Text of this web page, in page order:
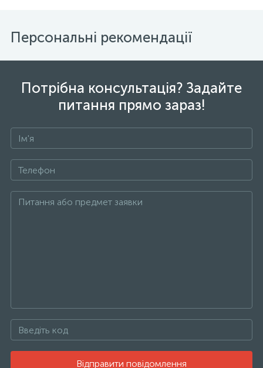
Персональні рекомендації
Потрібна консультація? Задайте
питання прямо зараз!
Відправити повідомлення